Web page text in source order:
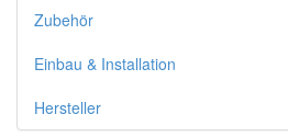
Zubehör
Einbau & Installation
Hersteller